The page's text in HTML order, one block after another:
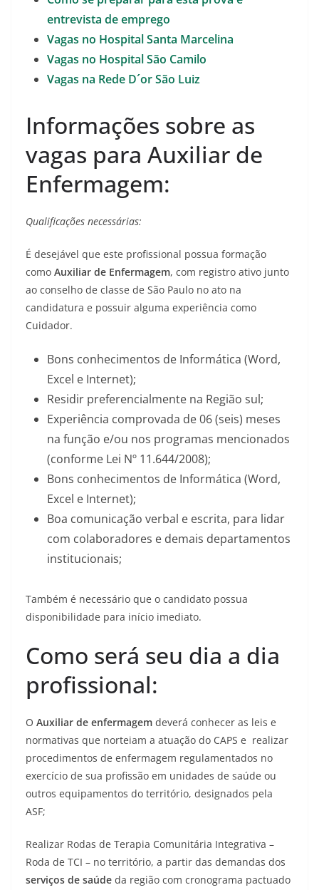
entrevista de emprego
Vagas no Hospital Santa Marcelina
Vagas no Hospital São Camilo
Vagas na Rede D´or São Luiz
Informações sobre as
vagas para Auxiliar de
Enfermagem:
Qualificações necessárias:
É desejável que este profissional possua formação
como Auxiliar de Enfermagem, com registro ativo junto
ao conselho de classe de São Paulo no ato na
candidatura e possuir alguma experiência como
Cuidador.
Bons conhecimentos de Informática (Word,
Excel e Internet);
Residir preferencialmente na Região sul;
Experiência comprovada de 06 (seis) meses
na função e/ou nos programas mencionados
(conforme Lei Nº 11.644/2008);
Bons conhecimentos de Informática (Word,
Excel e Internet);
Boa comunicação verbal e escrita, para lidar
com colaboradores e demais departamentos
institucionais;
Também é necessário que o candidato possua
disponibilidade para início imediato.
Como será seu dia a dia
profissional:
O Auxiliar de enfermagem deverá conhecer as leis e
normativas que norteiam a atuação do CAPS e realizar
procedimentos de enfermagem regulamentados no
exercício de sua profissão em unidades de saúde ou
outros equipamentos do território, designados pela
ASF;
Realizar Rodas de Terapia Comunitária Integrativa –
Roda de TCI – no território, a partir das demandas dos
serviços de saúde da região com cronograma pactuado